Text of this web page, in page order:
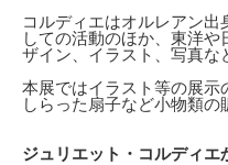
コルディエはオルレアン出
しての活動のほか、東洋
ザイン、イラスト、写真な
本展ではイラスト等の展示
しらった扇子など小物類の
ジュリエット・コルディエ